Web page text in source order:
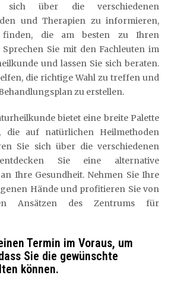
über die verschiedenen
und Therapien zu informieren,
die am besten zu Ihren
Sprechen Sie mit den Fachleuten im
und lassen Sie sich beraten.
die richtige Wahl zu treffen und
zu erstellen.
bietet eine breite Palette
die auf natürlichen Heilmethoden
Sie sich über die verschiedenen
Sie eine alternative
Ihre Gesundheit. Nehmen Sie Ihre
Hände und profitieren Sie von
Ansätzen des Zentrums für
Termin im Voraus, um
Sie die gewünschte
können.